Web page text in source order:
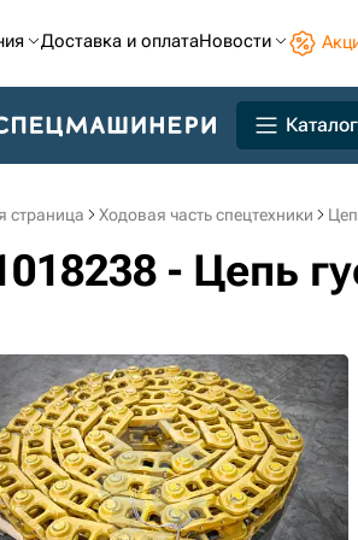
Доставка и оплатаНовости
Каталог
страница Ходовая часть спецтехники
- Цепь